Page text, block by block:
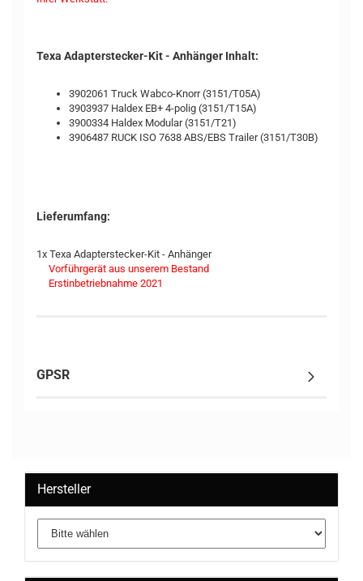
Texa Adapterstecker-Kit - Anhänger Inhalt:
3902061 Truck Wabco-Knorr (3151/T05A)
3903937 Haldex EB+ 4-polig (3151/T15A)
3900334 Haldex Modular (3151/T21)
3906487 RUCK ISO 7638 ABS/EBS Trailer (3151/T30B)
Lieferumfang:
1x Texa Adapterstecker-Kit - Anhänger
Vorführgerät aus unserem Bestand
Erstinbetriebnahme 2021
GPSR
Hersteller